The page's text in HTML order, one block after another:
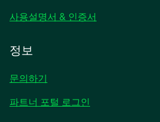
사용설명서 & 인증서
정보
문의하기
파트너 포털 로그인